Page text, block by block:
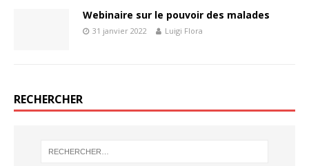
Webinaire sur le pouvoir des malades
31 janvier 2022 Luigi Flora
RECHERCHER